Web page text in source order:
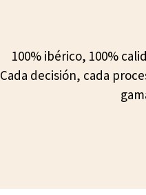
100% ibérico, 100%
Cada decisión, cada